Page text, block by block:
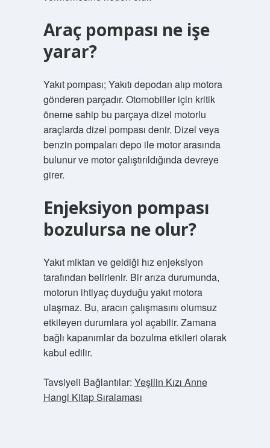
Araç pompası ne işe
yarar?
Yakıt pompası; Yakıtı depodan alıp motora
gönderen parçadır. Otomobiller için kritik
öneme sahip bu parçaya dizel motorlu
araçlarda dizel pompası denir. Dizel veya
benzin pompaları depo ile motor arasında
bulunur ve motor çalıştırıldığında devreye
girer.
Enjeksiyon pompası
bozulursa ne olur?
Yakıt miktarı ve geldiği hız enjeksiyon
tarafından belirlenir. Bir arıza durumunda,
motorun ihtiyaç duyduğu yakıt motora
ulaşmaz. Bu, aracın çalışmasını olumsuz
etkileyen durumlara yol açabilir. Zamana
bağlı kapanımlar da bozulma etkileri olarak
kabul edilir.
Tavsiyeli Bağlantılar: Yeşilin Kızı Anne
Hangi Kitap Sıralaması